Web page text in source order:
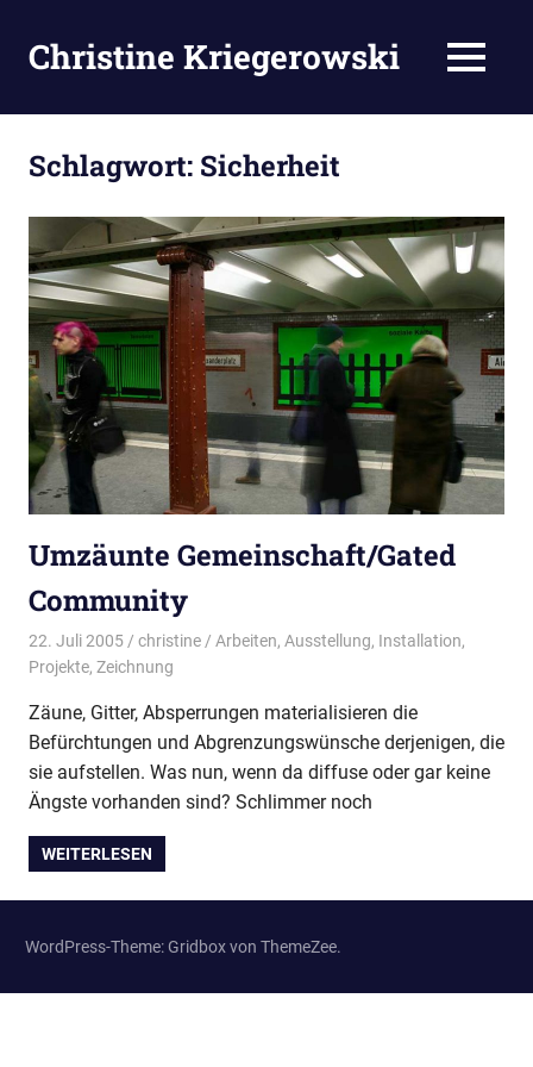
Inhalt
springen
Christine Kriegerowski MENÜ
Schlagwort: Sicherheit
Umzäunte Gemeinschaft/Gated
Community
22. Juli 2005 christine Arbeiten, Ausstellung, Installation,
Projekte, Zeichnung
Zäune, Gitter, Absperrungen materialisieren die
Befürchtungen und Abgrenzungswünsche derjenigen, die
sie aufstellen. Was nun, wenn da diffuse oder gar keine
Ängste vorhanden sind? Schlimmer noch
WEITERLESEN
WordPress-Theme: Gridbox von ThemeZee.